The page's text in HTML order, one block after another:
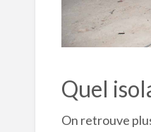
Quel
On retrouve